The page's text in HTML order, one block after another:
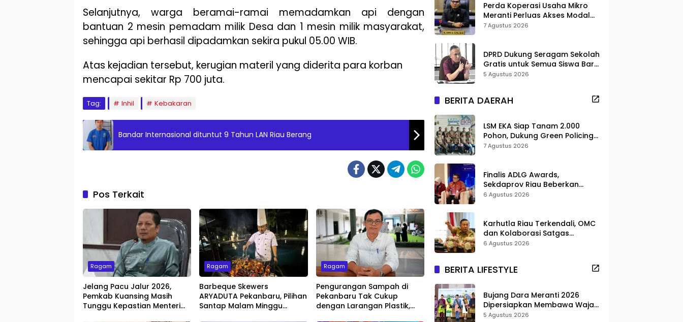
Selanjutnya, warga beramai-ramai memadamkan api dengan
bantuan 2 mesin pemadam milik Desa dan 1 mesin milik masyarakat,
sehingga api berhasil dipadamkan sekira pukul 05.00 WIB.
Atas kejadian tersebut, kerugian materil yang diderita para korban
mencapai sekitar Rp 700 juta.
Tag: Inhil Kebakaran
Bandar Internasional dituntut 9 Tahun LAN Riau Berang
Pos Terkait
Ragam
Jelang Pacu Jalur 2026,
Pemkab Kuansing Masih
Tunggu Kepastian Menteri
Ragam
Barbeque Skewers
ARYADUTA Pekanbaru, Pilihan
Santap Malam Minggu
Ragam
Pengurangan Sampah di
Pekanbaru Tak Cukup
dengan Larangan Plastik,
Perda Koperasi Usaha Mikro
Meranti Perluas Akses Modal
dan Pasar
7 Agustus 2026
DPRD Dukung Seragam Sekolah
Gratis untuk Semua Siswa Baru,
Minta Rehab Sekolah Jangan
5 Agustus 2026
BERITA DAERAH
LSM EKA Siap Tanam 2.000
Pohon, Dukung Green Policing
dan Pelestarian di Meranti
7 Agustus 2026
Finalis ADLG Awards,
Sekdaprov Riau Beberkan
Strategi Digitalisasi untuk
6 Agustus 2026
Karhutla Riau Terkendali, OMC
dan Kolaborasi Satgas
Berhasil Tekan Titik Api
6 Agustus 2026
BERITA LIFESTYLE
Bujang Dara Meranti 2026
Dipersiapkan Membawa Wajah
Daerah ke Publik
5 Agustus 2026